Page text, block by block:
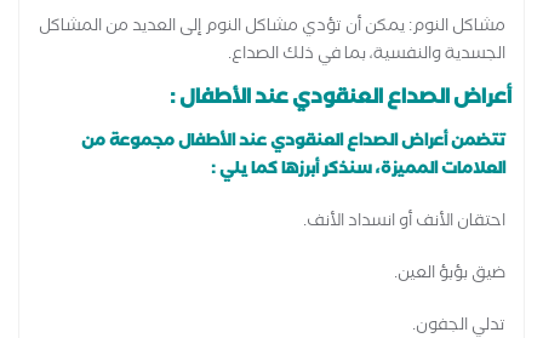
مشاكل النوم: يمكن أن تؤدي مشاكل النوم إلى العديد من المشاكل
الجسدية والنفسية، بما في ذلك الصداع.
أعراض الصداع العنقودي عند الأطفال :
تتضمن أعراض الصداع العنقودي عند الأطفال مجموعة من
العلامات المميزة، سنذكر أبرزها كما يلي :
احتقان الأنف أو انسداد الأنف.
ضيق بؤبؤ العين.
تدلي الجفون.